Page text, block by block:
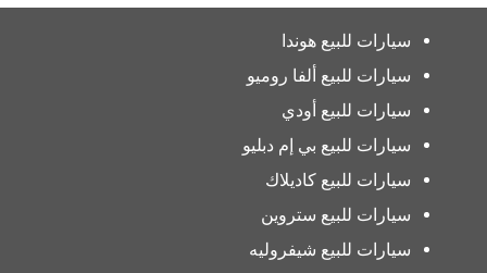
سيارات للبيع هوندا
سيارات للبيع ألفا روميو
سيارات للبيع أودي
سيارات للبيع بي إم دبليو
سيارات للبيع كاديلاك
سيارات للبيع ستروين
سيارات للبيع شيفروليه